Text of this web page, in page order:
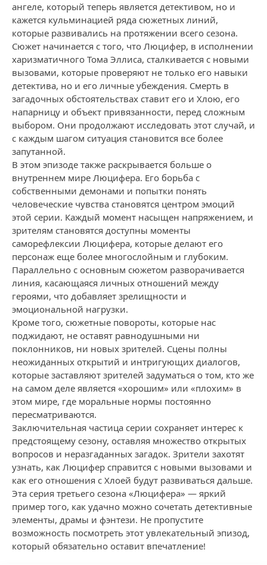
ангеле, который теперь является детективом, но и
кажется кульминацией ряда сюжетных линий,
которые развивались на протяжении всего сезона.
Сюжет начинается с того, что Люцифер, в исполнении
харизматичного Тома Эллиса, сталкивается с новыми
вызовами, которые проверяют не только его навыки
детектива, но и его личные убеждения. Смерть в
загадочных обстоятельствах ставит его и Хлою, его
напарницу и объект привязанности, перед сложным
выбором. Они продолжают исследовать этот случай, и
с каждым шагом ситуация становится все более
запутанной.
В этом эпизоде также раскрывается больше о
внутреннем мире Люцифера. Его борьба с
собственными демонами и попытки понять
человеческие чувства становятся центром эмоций
этой серии. Каждый момент насыщен напряжением, и
зрителям становятся доступны моменты
саморефлексии Люцифера, которые делают его
персонаж еще более многослойным и глубоким.
Параллельно с основным сюжетом разворачивается
линия, касающаяся личных отношений между
героями, что добавляет зрелищности и
эмоциональной нагрузки.
Кроме того, сюжетные повороты, которые нас
поджидают, не оставят равнодушными ни
поклонников, ни новых зрителей. Сцены полны
неожиданных открытий и интригующих диалогов,
которые заставляют зрителей задуматься о том, кто же
на самом деле является «хорошим» или «плохим» в
этом мире, где моральные нормы постоянно
пересматриваются.
Заключительная частица серии сохраняет интерес к
предстоящему сезону, оставляя множество открытых
вопросов и неразгаданных загадок. Зрители захотят
узнать, как Люцифер справится с новыми вызовами и
как его отношения с Хлоей будут развиваться дальше.
Эта серия третьего сезона «Люцифера» — яркий
пример того, как удачно можно сочетать детективные
элементы, драмы и фэнтези. Не пропустите
возможность посмотреть этот увлекательный эпизод,
который обязательно оставит впечатление!